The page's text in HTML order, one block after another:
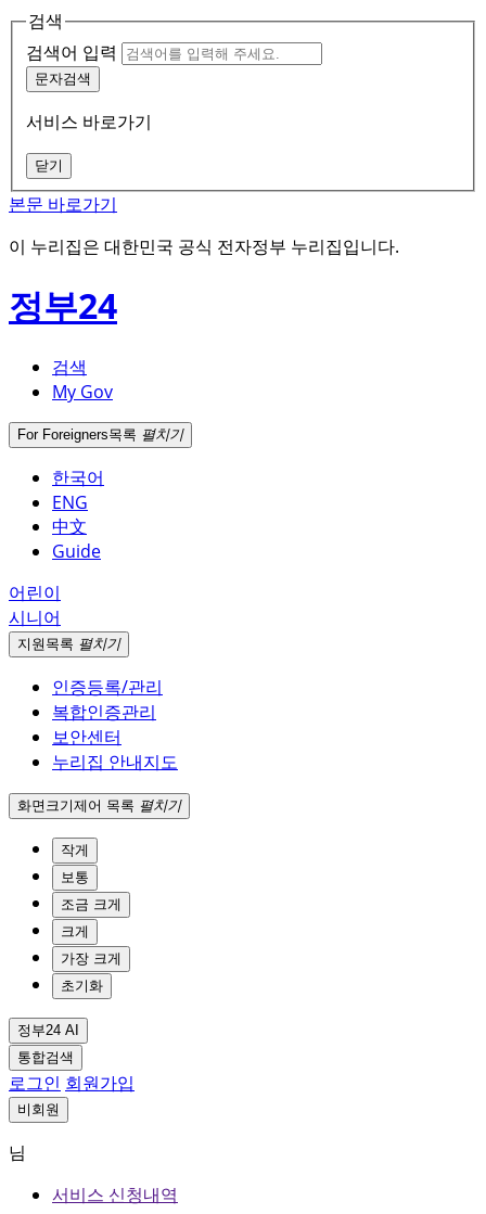
검색
검색어 입력
문자검색
서비스 바로가기
닫기
본문 바로가기
이 누리집은 대한민국 공식 전자정부 누리집입니다.
정부24
검색
My Gov
For Foreigners목록 펼치기
한국어
ENG
中文
Guide
어린이
시니어
지원 목록 펼치기
인증등록/관리
복합인증관리
보안센터
누리집 안내지도
화면크기제어 목록 펼치기
작게
보통
조금 크게
크게
가장 크게
초기화
정부24 AI
통합검색
로그인 회원가입
비회원
님
서비스 신청내역